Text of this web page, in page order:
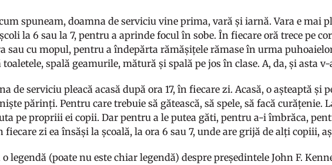
spuneam, doamna de serviciu vine prima, vară și iarnă. Vara e mai
la 6 sau la 7, pentru a aprinde focul în sobe. În fiecare oră trece pe
sau cu mopul, pentru a îndepărta rămășițele rămase în urma
toaletele, spală geamurile, mătură și spală pe jos în clase. A, da, și asta
de serviciu pleacă acasă după ora 17, în fiecare zi. Acasă, o așteaptă și
părinți. Pentru care trebuie să gătească, să spele, să facă curățenie.
pe propriii ei copii. Dar pentru a le putea găti, pentru a-i îmbrăca,
fiecare zi ea însăși la școală, la ora 6 sau 7, unde are grijă de alți copiii,
legendă (poate nu este chiar legendă) despre președintele John F.